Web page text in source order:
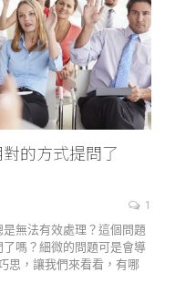
的方式提問了
1
無法有效處理？這個問題
嗎？細微的問題可是會導
思，讓我們來看看，有哪